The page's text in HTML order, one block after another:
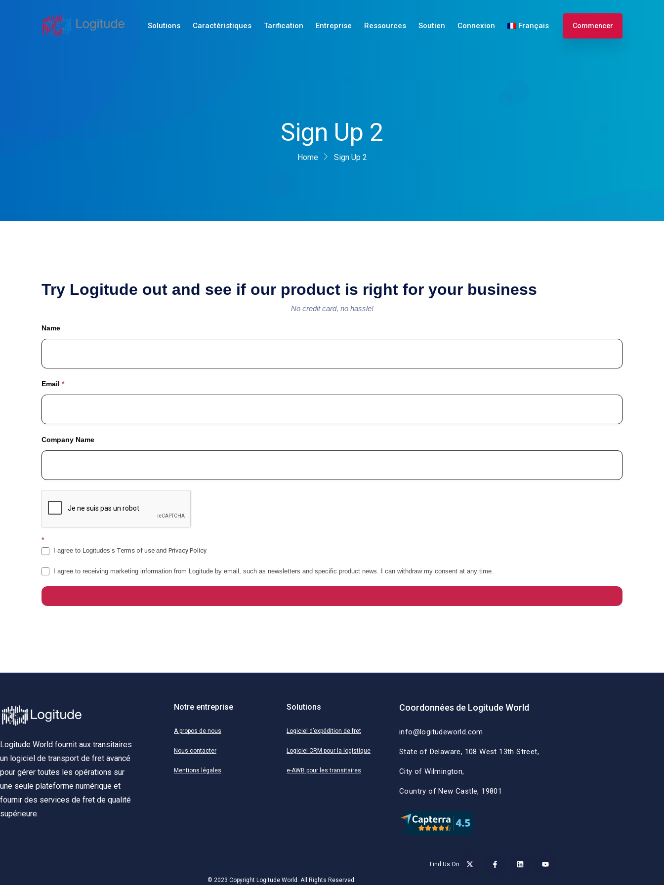
Solutions Caractéristiques Tarification Entreprise Ressources Soutien Connexion Français Commencer
Sign Up 2
Home Sign Up 2
Try Logitude out and see if our product is right for your business
No credit card, no hassle!​
Trial
Up
|
Name
Email *
Company Name
*
I agree to Logitudes’sТerms of use and Privacy Policy
I agree to receiving marketing information from Logitude by email, such as newsletters and specific product news. I can withdraw my consent at any time.
Logitude World fournit aux transitaires
un logiciel de transport de fret avancé
pour gérer toutes les opérations sur
une seule plateforme numérique et
fournir des services de fret de qualité
supérieure.
Notre entreprise
A propos de nous
Nous contacter
Mentions légales
Solutions
Logiciel d’expédition de fret
Logiciel CRM pour la logistique
e-AWB pour les transitaires
Coordonnées de Logitude World
info@logitudeworld.com
State of Delaware, 108 West 13th Street,
City of Wilmington,
Country of New Castle, 19801
Find Us On
© 2023 Copyright Logitude World. All Rights Reserved.